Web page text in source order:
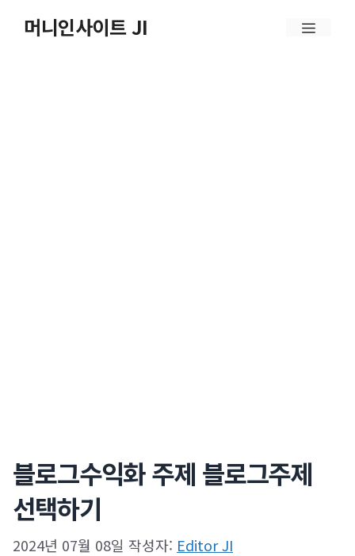
머니인사이트 JI
메
블로그수익화 주제 블로그주제
선택하기
2024년 07월 08일 작성자: Editor JI